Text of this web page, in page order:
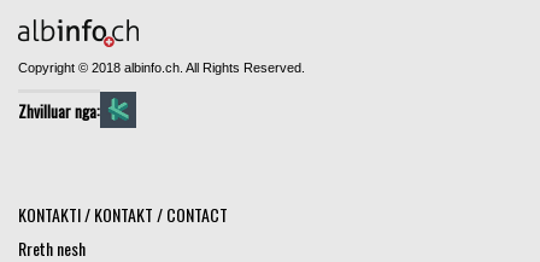
Copyright © 2018 albinfo.ch. All Rights Reserved.
Zhvilluar nga:
KONTAKTI / KONTAKT / CONTACT
Rreth nesh